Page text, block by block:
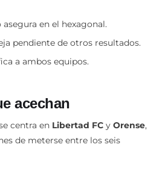
asegura en el hexagonal.
pendiente de otros resultados.
a ambos equipos.
acechan
centra en Libertad FC y Orense,
de meterse entre los seis